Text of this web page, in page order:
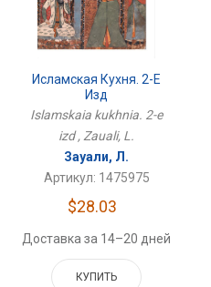
Исламская Кухня. 2-Е
Изд
Islamskaia kukhnia. 2-e
izd , Zauali, L.
Зауали, Л.
Артикул: 1475975
$28.03
Доставка за 14–20 дней
КУПИТЬ